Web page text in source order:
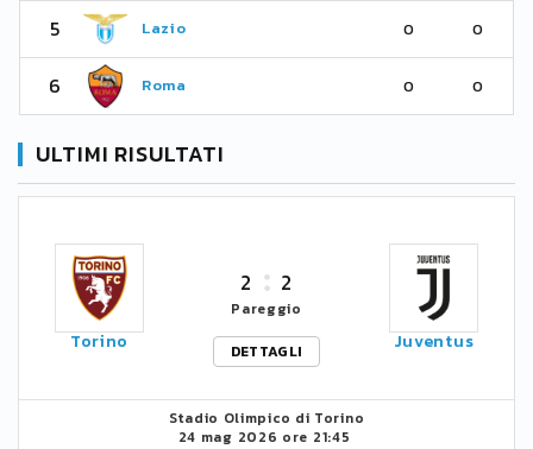
5 Lazio 0 0
6 Roma 0 0
ULTIMI RISULTATI
Torino
2 2
Pareggio
DETTAGLI
Juventus
Stadio Olimpico di Torino
24 mag 2026 ore 21:45